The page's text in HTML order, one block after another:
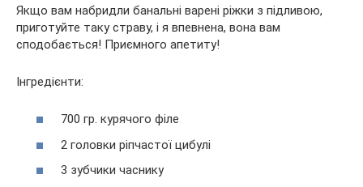
Якщо вам набридли банальні варені ріжки з підливою,
приготуйте таку страву, і я впевнена, вона вам
сподобається! Приємного апетиту!
Інгредієнти:
700 гр. курячого філе
2 головки ріпчастої цибулі
3 зубчики часнику